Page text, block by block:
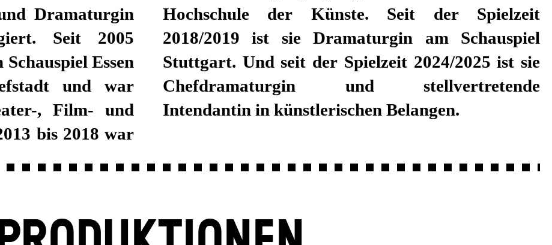
Dramaturgin
Seit 2005
Essen
und war
, Film- und
bis 2018 war
der Spielzeit
am Schauspiel
2025 ist sie
Intendantin in künstlerischen Belangen.